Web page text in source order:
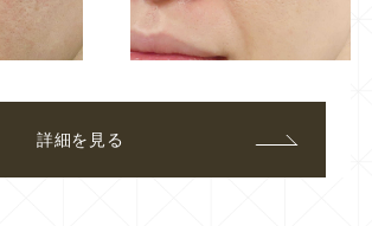
詳細を見る